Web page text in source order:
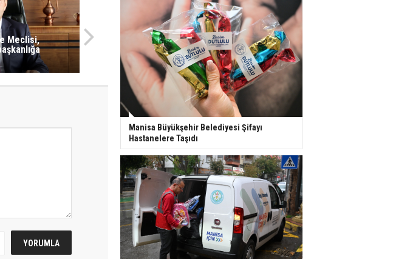
Meclisi,
Manisa Büyükşehir Belediyesi Şifayı
Hastanelere Taşıdı